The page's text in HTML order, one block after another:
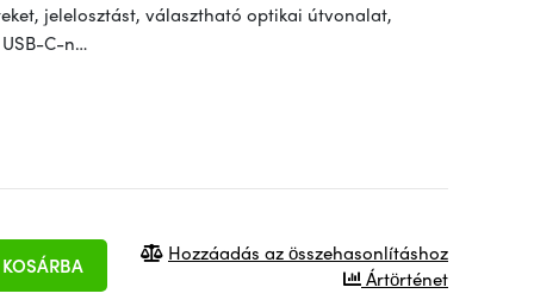
jelelosztást, választható optikai útvonalat,
C-n…
KOSÁRBA
Hozzáadás az összehasonlításhoz
Ártörténet